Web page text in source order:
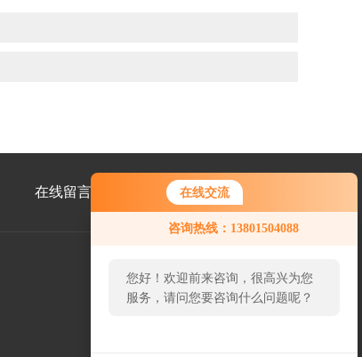
在线交流
咨询热线：13801504088
您好！欢迎前来咨询，很高兴为您
服务，请问您要咨询什么问题呢？
在线留言 联系我们
公